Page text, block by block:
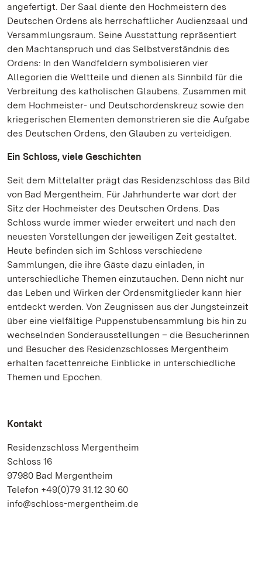
angefertigt. Der Saal diente den Hochmeistern des
Deutschen Ordens als herrschaftlicher Audienzsaal und
Versammlungsraum. Seine Ausstattung repräsentiert
den Machtanspruch und das Selbstverständnis des
Ordens: In den Wandfeldern symbolisieren vier
Allegorien die Weltteile und dienen als Sinnbild für die
Verbreitung des katholischen Glaubens. Zusammen mit
dem Hochmeister- und Deutschordenskreuz sowie den
kriegerischen Elementen demonstrieren sie die Aufgabe
des Deutschen Ordens, den Glauben zu verteidigen.
Ein Schloss, viele Geschichten
Seit dem Mittelalter prägt das Residenzschloss das Bild
von Bad Mergentheim. Für Jahrhunderte war dort der
Sitz der Hochmeister des Deutschen Ordens. Das
Schloss wurde immer wieder erweitert und nach den
neuesten Vorstellungen der jeweiligen Zeit gestaltet.
Heute befinden sich im Schloss verschiedene
Sammlungen, die ihre Gäste dazu einladen, in
unterschiedliche Themen einzutauchen. Denn nicht nur
das Leben und Wirken der Ordensmitglieder kann hier
entdeckt werden. Von Zeugnissen aus der Jungsteinzeit
über eine vielfältige Puppenstubensammlung bis hin zu
wechselnden Sonderausstellungen – die Besucherinnen
und Besucher des Residenzschlosses Mergentheim
erhalten facettenreiche Einblicke in unterschiedliche
Themen und Epochen.
Kontakt
Residenzschloss Mergentheim
Schloss 16
97980 Bad Mergentheim
Telefon +49(0)79 31.12 30 60
info@schloss-mergentheim.de